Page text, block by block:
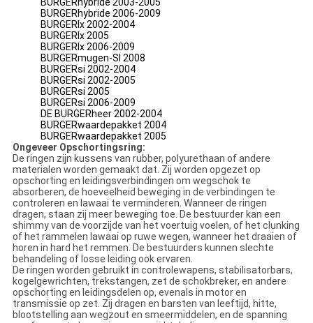
BURGERhybride 2003-2005
BURGERhybride 2006-2009
BURGERlx 2002-2004
BURGERlx 2005
BURGERlx 2006-2009
BURGERmugen-SI 2008
BURGERsi 2002-2004
BURGERsi 2002-2005
BURGERsi 2005
BURGERsi 2006-2009
DE BURGERheer 2002-2004
BURGERwaardepakket 2004
BURGERwaardepakket 2005
Ongeveer Opschortingsring:
De ringen zijn kussens van rubber, polyurethaan of andere
materialen worden gemaakt dat. Zij worden opgezet op
opschorting en leidingsverbindingen om wegschok te
absorberen, de hoeveelheid beweging in de verbindingen te
controleren en lawaai te verminderen. Wanneer de ringen
dragen, staan zij meer beweging toe. De bestuurder kan een
shimmy van de voorzijde van het voertuig voelen, of het clunking
of het rammelen lawaai op ruwe wegen, wanneer het draaien of
horen in hard het remmen. De bestuurders kunnen slechte
behandeling of losse leiding ook ervaren.
De ringen worden gebruikt in controlewapens, stabilisatorbars,
kogelgewrichten, trekstangen, zet de schokbreker, en andere
opschorting en leidingsdelen op, evenals in motor en
transmissie op zet. Zij dragen en barsten van leeftijd, hitte,
blootstelling aan wegzout en smeermiddelen, en de spanning